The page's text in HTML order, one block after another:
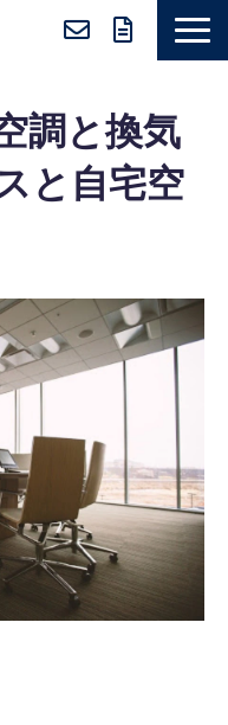
ム
調と換気
と自宅空